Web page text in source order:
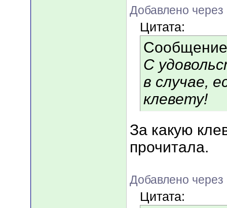
Добавлено
Цитата:
С
в случае,
клевету!
За какую
прочитала.
Добавлено
Цитата: